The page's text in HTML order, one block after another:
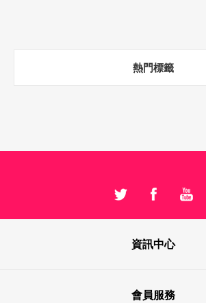
熱門標籤
資訊中心
會員服務